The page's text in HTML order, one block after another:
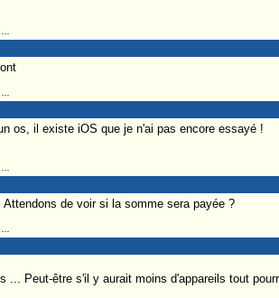
os, il existe iOS que je n'ai pas encore essayé !
de voir si la somme sera payée ?
... Peut-être s'il y aurait moins d'appareils tout